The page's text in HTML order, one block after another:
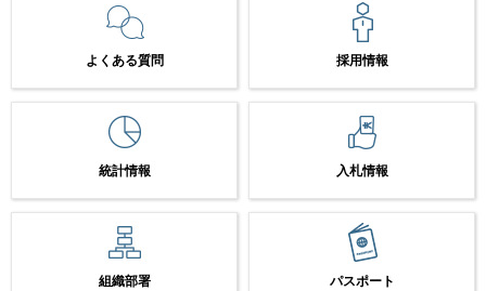
よくある質問 採用情報
統計情報 入札情報
組織部署 パスポート